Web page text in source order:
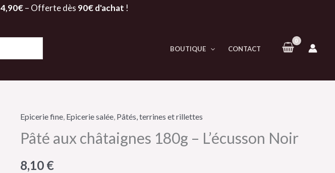
4,90€– Offerte dès 90€ d'achat !
BOUTIQUE CONTACT
Epicerie fine, Epicerie salée, Pâtés, terrines et rillettes
Pâté aux châtaignes 180g – L’écusson Noir
8,10 €
quantité
de
aux